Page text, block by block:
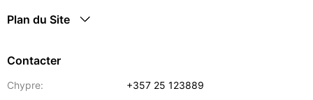
Plan du Site
Contacter
Chypre:
+357 25 123889